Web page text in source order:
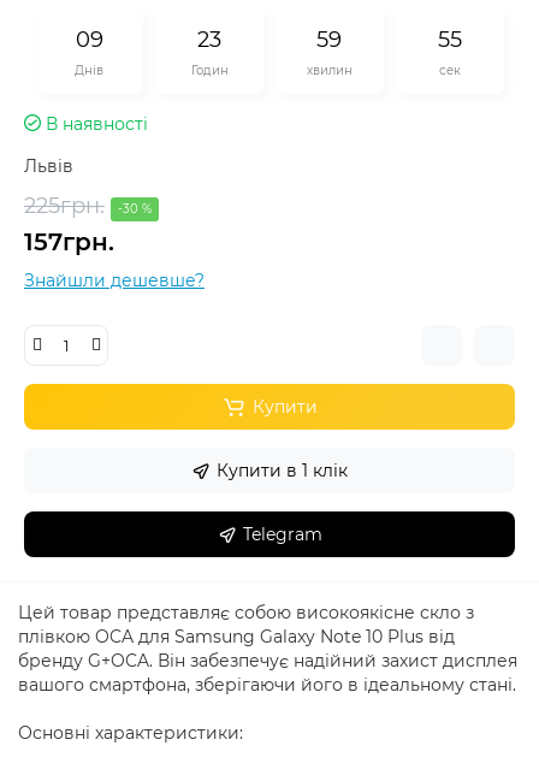
09
Днів
23
Годин
59
хвилин
55
сек
В наявності
Львів
225грн. -30 %
157грн.
Знайшли дешевше?
Купити
Купити в 1 клік
Telegram
Цей товар представляє собою високоякісне скло з
плівкою OCA для Samsung Galaxy Note 10 Plus від
бренду G+OCA. Він забезпечує надійний захист дисплея
вашого смартфона, зберігаючи його в ідеальному стані.
Основні характеристики: